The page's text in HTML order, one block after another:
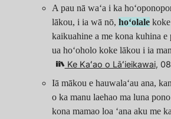
A pau nā waʻa i ka
lākou, i ia wā nō, hoʻolale koke
kaikuahine a me kona kuhina e
ua hoʻoholo koke lākou i ia
Ke Kaʻao o Lāʻieikawai,
Iā mākou e hauwalaʻau ana,
o ka manu laehao ma luna
kona mamao loa ʻana aku me